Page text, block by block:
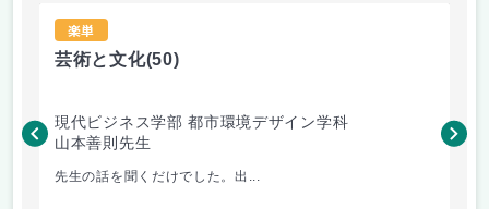
楽単
芸術と文化(50)
現代ビジネス学部 都市環境デザイン学科
山本善則先生
先生の話を聞くだけでした。出...
松